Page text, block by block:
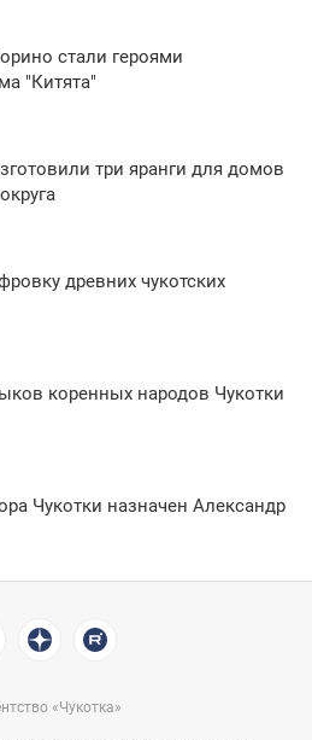
стали героями
"Китята"
три яранги для домов
древних чукотских
коренных народов Чукотки
Чукотки назначен Александр
«Чукотка»